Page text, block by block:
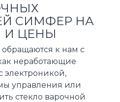
СИМФЕР НА
И ЦЕНЫ
к нам с
неработающие
электроникой,
управления или
стекло варочной